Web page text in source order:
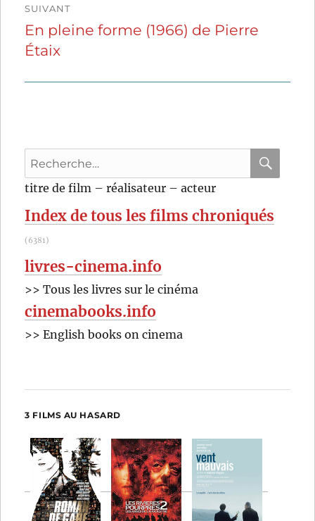
SUIVANT
Publication
suivante :
En pleine forme (1966) de Pierre
Étaix
Recherche
pour
:
titre de film – réalisateur – acteur
Index de tous les films chroniqués
(6381)
livres-cinema.info
>> Tous les livres sur le cinéma
cinemabooks.info
>> English books on cinema
3 FILMS AU HASARD